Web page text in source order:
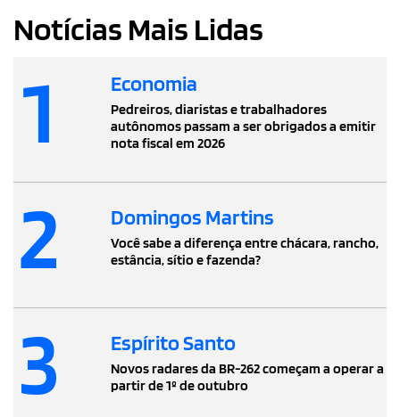
Notícias Mais Lidas
1 Economia
Pedreiros, diaristas e trabalhadores
autônomos passam a ser obrigados a emitir
nota fiscal em 2026
2 Domingos Martins
Você sabe a diferença entre chácara, rancho,
estância, sítio e fazenda?
3 Espírito Santo
Novos radares da BR-262 começam a operar a
partir de 1º de outubro